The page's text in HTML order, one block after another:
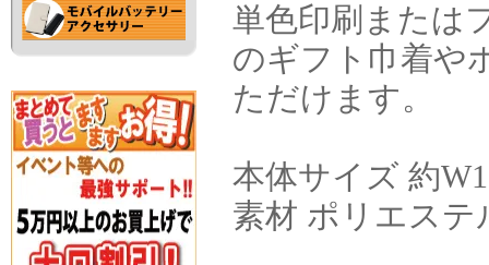
単色印刷または
のギフト巾着や
ただけます。
本体サイズ 約
素材 ポリエステ